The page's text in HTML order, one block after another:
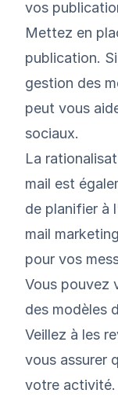
vos
Mettez en
publication.
gestion des
peut vous
sociaux.
La
mail est
de planifier à
mail
pour vos
Vous pouvez
des modèles
Veillez à les
vous assurer
votre activité.